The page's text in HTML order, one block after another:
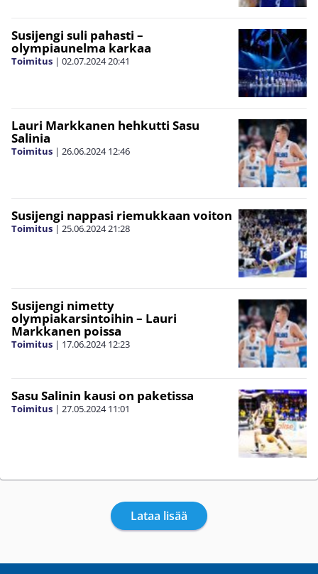
Susijengi suli pahasti –
olympiaunelma karkaa
Toimitus | 02.07.202420:41
Lauri Markkanen hehkutti Sasu
Salinia
Toimitus | 26.06.2024 12:46
Susijengi nappasi riemukkaan voiton
Toimitus | 25.06.202421:28
Susijengi nimetty
olympiakarsintoihin – Lauri
Markkanen poissa
Toimitus | 17.06.2024 12:23
Sasu Salinin kausi on paketissa
Toimitus | 27.05.2024 11:01
Lataa lisää